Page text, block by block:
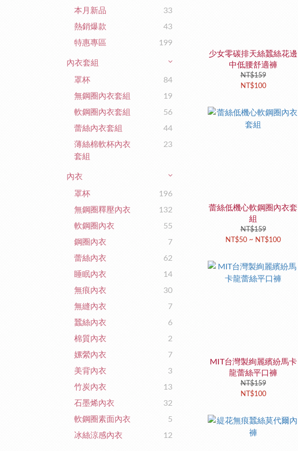
本月新品
33
熱銷爆款
43
特惠專區
199
內衣套組
罩杯
84
無鋼圈內衣套組
19
軟鋼圈內衣套組
56
蕾絲內衣套組
44
薄絲棉軟杯內衣
套組
23
內衣
罩杯
196
無鋼圈釋壓內衣
132
軟鋼圈內衣
55
鋼圈內衣
7
蕾絲內衣
62
睡眠內衣
14
無痕內衣
30
無縫內衣
7
蠶絲內衣
6
棉質內衣
2
嫘縈內衣
7
美背內衣
3
竹炭內衣
13
石墨烯內衣
32
軟鋼圈素面內衣
5
冰絲涼感內衣
12
少女零碳排天絲蠶絲花邊
中低腰舒適褲
NT$159
NT$100
蕾絲低機心軟鋼圈內衣套
組
NT$159
NT$50 ~ NT$100
MIT台灣製絢麗繽紛馬卡
龍蕾絲平口褲
NT$159
NT$100